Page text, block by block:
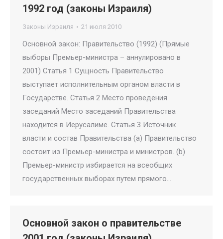
1992 год (законы Израиля)
Законы Израиля 21 июля 2010
Основной закон: Правительство (1992) (Прямые
выборы Премьер-министра – аннулировано в
2001) Статья 1 Сущность Правительство
выступает исполнительным органом власти в
Государстве. Статья 2 Место проведения
заседаний Место заседаний Правительства
находится в Иерусалиме. Статья 3 Источник
власти и состав Правительства (a) Правительство
состоит из Премьер-министра и министров. (b)
Премьер-министр избирается на всеобщих
государственных выборах путем прямого…
Основной закон о правительстве